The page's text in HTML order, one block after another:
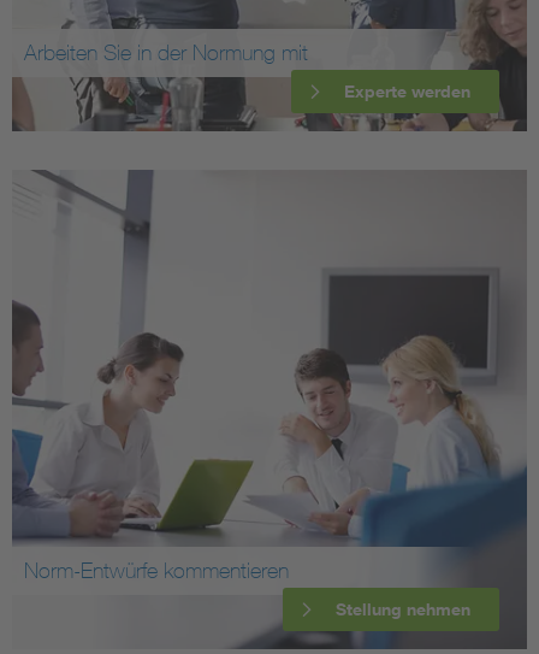
Arbeiten Sie in der Normung mit
Experte werden
Norm-Entwürfe kommentieren
Stellung nehmen